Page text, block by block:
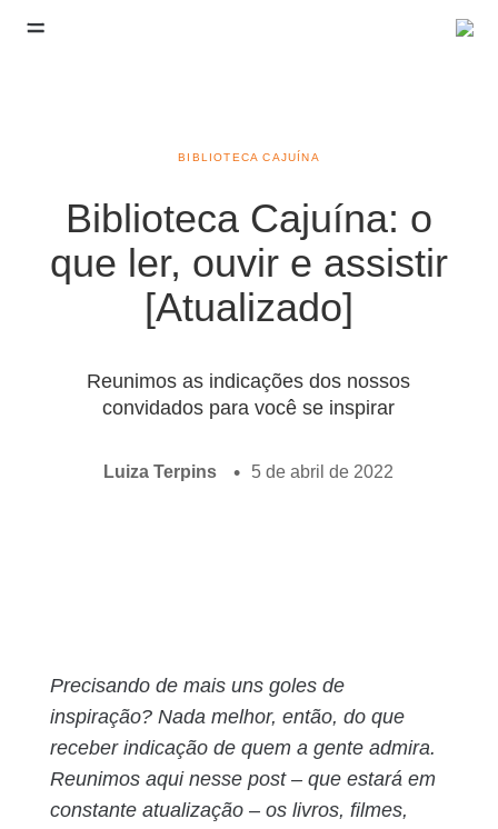
BIBLIOTECA CAJUÍNA
Biblioteca Cajuína: o
que ler, ouvir e assistir
[Atualizado]
Reunimos as indicações dos nossos
convidados para você se inspirar
Luiza Terpins 5 de abril de 2022
Precisando de mais uns goles de
inspiração? Nada melhor, então, do que
receber indicação de quem a gente admira.
Reunimos aqui nesse post – que estará em
constante atualização – os livros, filmes,